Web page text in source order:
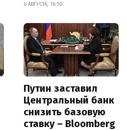
6 АВГУСТА, 16:50
Путин заставил
Центральный банк
снизить базовую
ставку – Bloomberg